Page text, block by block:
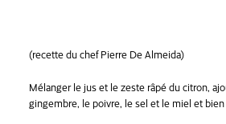
(recette du chef Pierre De Almeida)
Mélanger le jus et le zeste râpé du citron,
gingembre, le poivre, le sel et le miel et bien